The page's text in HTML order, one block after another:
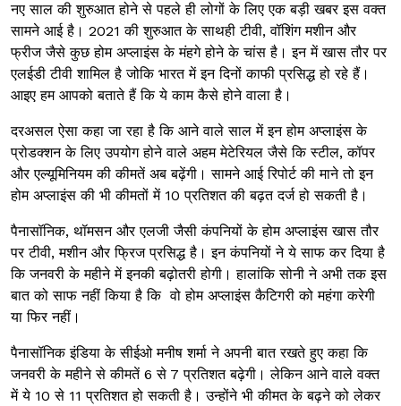
नए साल की शुरुआत होने से पहले ही लोगों के लिए एक बड़ी खबर इस वक्त
सामने आई है। 2021 की शुरुआत के साथही टीवी, वॉशिंग मशीन और
फ्रीज जैसे कुछ होम अप्लाइंस के मंहगे होने के चांस है। इन में खास तौर पर
एलईडी टीवी शामिल है जोकि भारत में इन दिनों काफी प्रसिद्ध हो रहे हैं।
आइए हम आपको बताते हैं कि ये काम कैसे होने वाला है।
दरअसल ऐसा कहा जा रहा है कि आने वाले साल में इन होम अप्लाइंस के
प्रोडक्शन के लिए उपयोग होने वाले अहम मेटेरियल जैसे कि स्टील, कॉपर
और एल्यूमिनियम की कीमतें अब बढ़ेंगी। सामने आई रिपोर्ट की माने तो इन
होम अप्लाइंस की भी कीमतों में 10 प्रतिशत की बढ़त दर्ज हो सकती है।
पैनासॉनिक, थॉमसन और एलजी जैसी कंपनियों के होम अप्लाइंस खास तौर
पर टीवी, मशीन और फ्रिज प्रसिद्ध है। इन कंपनियों ने ये साफ कर दिया है
कि जनवरी के महीने में इनकी बढ़ोतरी होगी। हालांकि सोनी ने अभी तक इस
बात को साफ नहीं किया है कि वो होम अप्लाइंस कैटिगरी को महंगा करेगी
या फिर नहीं।
पैनासॉनिक इंडिया के सीईओ मनीष शर्मा ने अपनी बात रखते हुए कहा कि
जनवरी के महीने से कीमतें 6 से 7 प्रतिशत बढ़ेगी। लेकिन आने वाले वक्त
में ये 10 से 11 प्रतिशत हो सकती है। उन्होंने भी कीमत के बढ़ने को लेकर